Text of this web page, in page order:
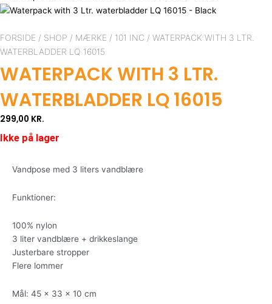
FORSIDE / SHOP / MÆRKE / 101 INC / WATERPACK WITH 3 LTR.
WATERBLADDER LQ 16015
WATERPACK WITH 3 LTR.
WATERBLADDER LQ 16015
299,00 KR.
Ikke på lager
Vandpose med 3 liters vandblære
Funktioner:
100% nylon
3 liter vandblære + drikkeslange
Justerbare stropper
Flere lommer
Mål: 45 x 33 x 10 cm